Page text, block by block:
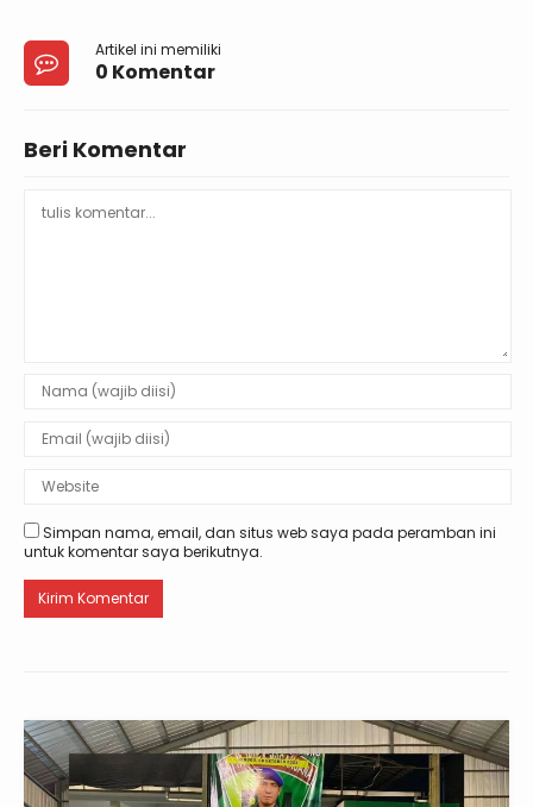
Artikel ini memiliki
0 Komentar
Beri Komentar
Simpan nama, email, dan situs web saya pada peramban ini
untuk komentar saya berikutnya.